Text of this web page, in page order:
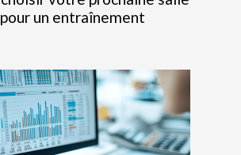
un entraînement